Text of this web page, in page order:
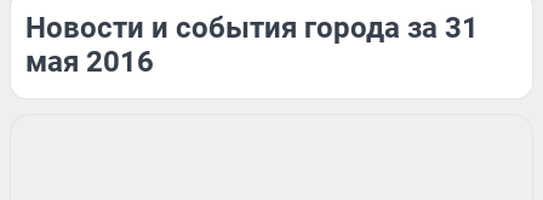
Новости и события города за 31
мая 2016